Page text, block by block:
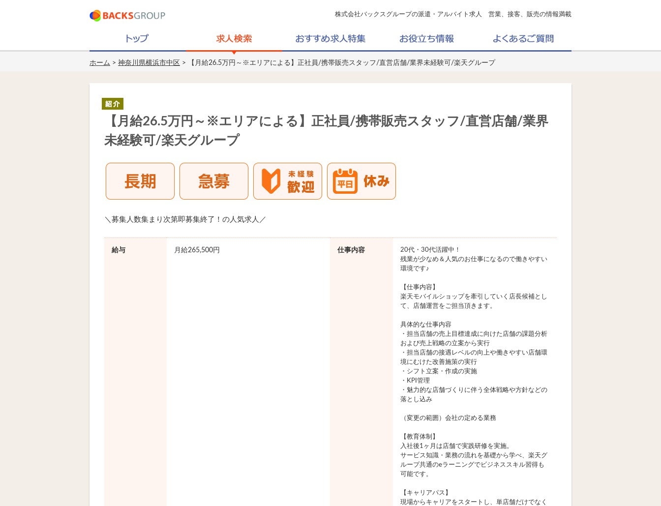
株式会社バックスグループの派遣・アルバイト求人 営業、接客、販売の情報満載
ホーム > 神奈川県横浜市中区 > 【月給26.5万円～※エリアによる】正社員/携帯販売スタッフ/直営店舗/業界未経験可/楽天グループ
【月給26.5万円～※エリアによる】正社員/携帯販売スタッフ/直営店舗/業界
未経験可/楽天グループ
＼募集人数集まり次第即募集終了！の人気求人／
給与 月給265,500円 仕事内容
20代・30代活躍中！
残業が少なめ＆人気のお仕事になるので働きやすい
環境です♪
【仕事内容】
楽天モバイルショップを牽引していく店長候補とし
て、店舗運営をご担当頂きます。
具体的な仕事内容
・担当店舗の売上目標達成に向けた店舗の課題分析
および売上戦略の立案から実行
・担当店舗の接遇レベルの向上や働きやすい店舗環
境にむけた改善施策の実行
・シフト立案・作成の実施
・KPI管理
・魅力的な店舗づくりに伴う全体戦略や方針などの
落とし込み
（変更の範囲）会社の定める業務
【教育体制】
入社後1ヶ月は店舗で実践研修を実施。
サービス知識・業務の流れを基礎から学べ、楽天グ
ループ共通のeラーニングでビジネススキル習得も
可能です。
【キャリアパス】
現場からキャリアをスタートし、単店舗だけでなく